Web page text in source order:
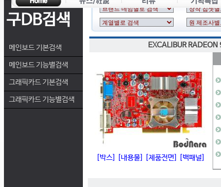
구DB검색
메인보드 기본검색
메인보드 기능별검색
그래픽카드 기본검색
그래픽카드 기능별검색
EXCALIBUR
[박스] [내용물] [제품전면] [백패널]